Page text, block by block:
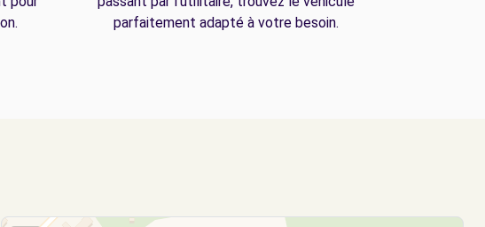
parfaitement adapté à votre besoin.